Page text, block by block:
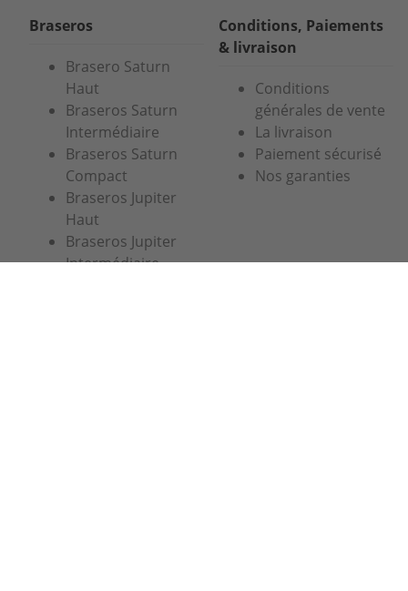
Braseros
Brasero Saturn
Haut
Braseros Saturn
Intermédiaire
Braseros Saturn
Compact
Braseros Jupiter
Haut
Braseros Jupiter
Intermédiaire
Conditions, Paiements
& livraison
Conditions
générales de vente
La livraison
Paiement sécurisé
Nos garanties